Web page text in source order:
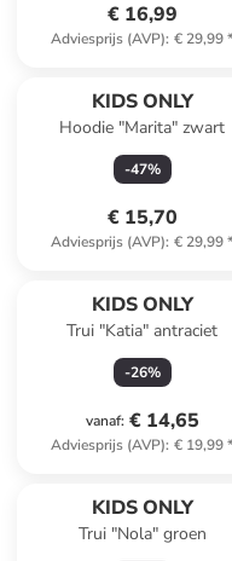
€ 16,99
Adviesprijs (AVP): € 29,99*
KIDS ONLY
Hoodie "Marita" zwart
-47%
€ 15,70
Adviesprijs (AVP): € 29,99*
KIDS ONLY
Trui "Katia" antraciet
-26%
vanaf: € 14,65
Adviesprijs (AVP): € 19,99*
KIDS ONLY
Trui "Nola" groen